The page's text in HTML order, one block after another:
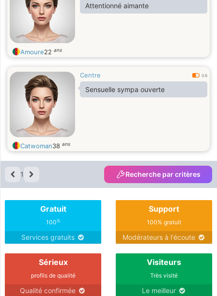
Attentionné aimante
Amoure22 ans
Centre 0.6
Sensuelle sympa ouverte
Catwoman38 ans
1 Recherche par critères
Gratuit
100%
Services gratuits
Support
100% gratuit
Modérateurs à l'écoute
Sérieux
profils de qualité
Qualité confirmée
Visiteurs
Très visité
Le meilleur